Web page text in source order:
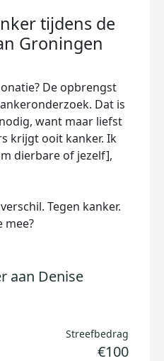
tijdens de
Groningen
De opbrengst
Dat is
want maar liefst
krijgt ooit kanker. Ik
dierbare of jezelf],
Tegen kanker.
mee?
aan Denise
Streefbedrag
€100